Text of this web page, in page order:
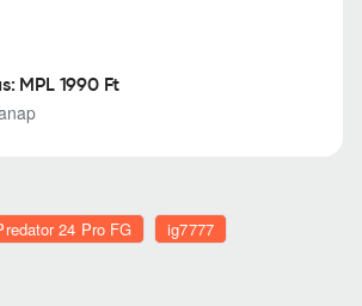
MPL 1990 Ft
24 Pro FG
ig7777